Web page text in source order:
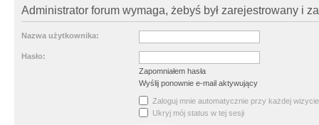
Administrator forum wymaga, żebyś był zarejestrowany i
Nazwa użytkownika:
Hasło:
Zapomniałem hasła
Wyślij ponownie e-mail aktywujący
Zaloguj mnie automatycznie przy każdej wizycie
Ukryj mój status w tej sesji